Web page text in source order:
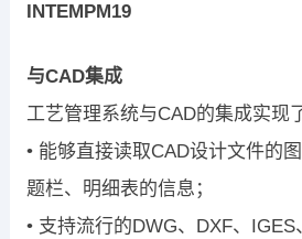
INTEMPM19
与CAD集成
工艺管理系统与CAD的集成实现
• 能够直接读取CAD设计文件的
题栏、明细表的信息；
• 支持流行的DWG、DXF、